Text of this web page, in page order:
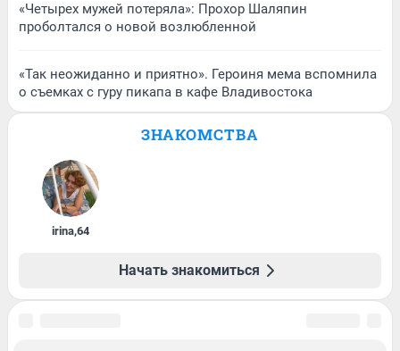
«Четырех мужей потеряла»: Прохор Шаляпин
проболтался о новой возлюбленной
«Так неожиданно и приятно». Героиня мема вспомнила
о съемках с гуру пикапа в кафе Владивостока
ЗНАКОМСТВА
irina,64
Начать знакомиться